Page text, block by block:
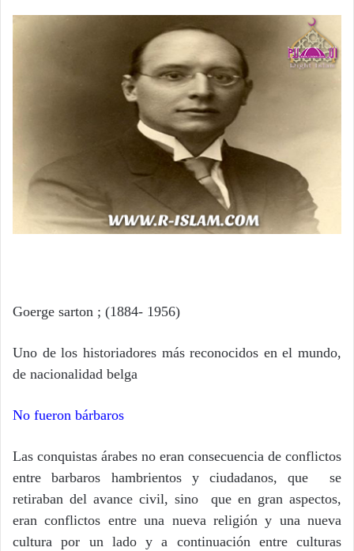
Goerge sarton ; (1884- 1956)
Uno de los historiadores más reconocidos en el mundo,
de nacionalidad belga
No fueron bárbaros
Las conquistas árabes no eran consecuencia de conflictos
entre barbaros hambrientos y ciudadanos, que se
retiraban del avance civil, sino que en gran aspectos,
eran conflictos entre una nueva religión y una nueva
cultura por un lado y a continuación entre culturas